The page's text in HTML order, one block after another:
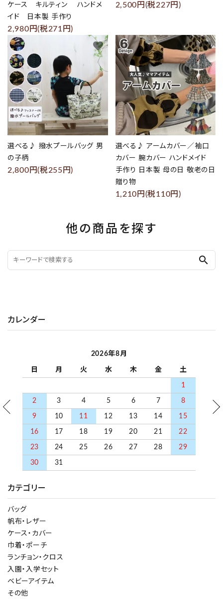
ケース キルティン ハンドメ
イド 日本製 手作り
2,980円(税271円)
2,500円(税227円)
選べる♪ 撥水プールバッグ 男
の子柄
2,800円(税255円)
favorite
選べる♪ アームカバー／袖口
カバー 腕カバー ハンドメイド
手作り 日本製 母の日 敬老の日
贈り物
1,210円(税110円)
favorite
他の商品を探す
search
カテゴリー
バッグ
帆布・レザー
ケース・カバー
巾着・ポーチ
ランチョン・クロス
入園・入学セット
ベビーアイテム
その他
カレンダー
2026年8月
日 月 火 水 木 金 土
1
2 3 4 5 6 7 8
9 10 11 12 13 14 15
16 17 18 19 20 21 22
23 24 25 26 27 28 29
30 31